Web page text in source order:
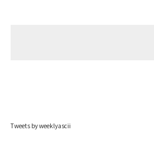
Tweets by weeklyascii